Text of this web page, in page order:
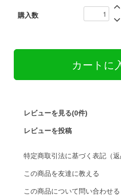
購入数
レビューを見る(0件)
レビューを投稿
特定商取引法に基づく表記（返
この商品を友達に教える
この商品について問い合わせる